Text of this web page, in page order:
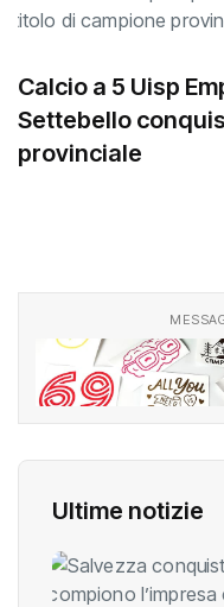
Calcio a 5 Uisp
Settebello
provinciale
Ultime notizie